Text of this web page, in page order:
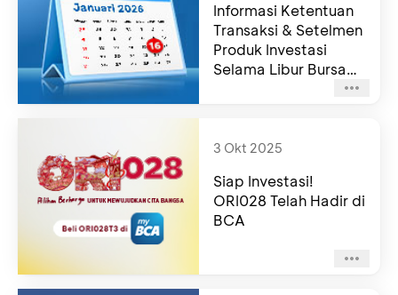
Informasi Ketentuan
Transaksi & Setelmen
Produk Investasi
Selama Libur Bursa
3 Okt 2025
Siap Investasi!
ORI028 Telah Hadir di
BCA